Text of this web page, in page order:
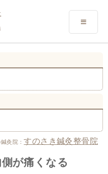
灸院：すのさき鍼灸整骨院
が痛くなる